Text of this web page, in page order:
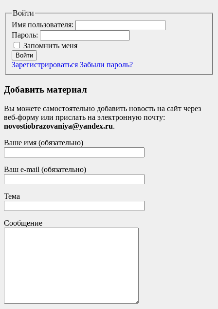
Войти
Имя пользователя:
Пароль:
Запомнить меня
Войти
Зарегистрироваться Забыли пароль?
Добавить материал
Вы можете самостоятельно добавить новость на сайт через
веб-форму или прислать на электронную почту:
novostiobrazovaniya@yandex.ru.
Ваше имя (обязательно)
Ваш e-mail (обязательно)
Тема
Сообщение